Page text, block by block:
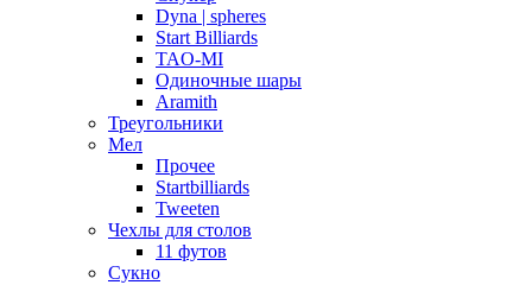
Dyna | spheres
Start Billiards
TAO-MI
Одиночные шары
Aramith
Треугольники
Мел
Прочее
Startbilliards
Tweeten
Чехлы для столов
11 футов
Сукно